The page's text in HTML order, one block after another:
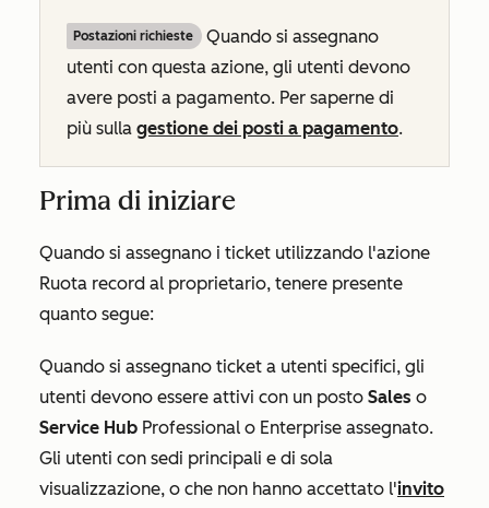
Postazioni richieste
Quando si assegnano
utenti con questa azione, gli utenti devono
avere posti a pagamento. Per saperne di
più sulla gestione dei posti a pagamento.
Prima di iniziare
Quando si assegnano i ticket utilizzando l'azione
Ruota record al proprietario, tenere presente
quanto segue:
Quando si assegnano ticket a utenti specifici, gli
utenti devono essere attivi con un posto Sales o
Service Hub Professional o Enterprise assegnato.
Gli utenti con sedi principali e di sola
visualizzazione, o che non hanno accettato l'invito